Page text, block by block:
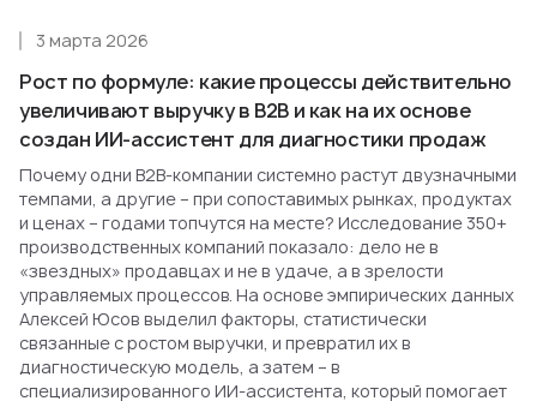
Рост по формуле: какие процессы действительно
увеличивают выручку в B2B и как на их основе
создан ИИ-ассистент для диагностики продаж
3 марта 2026
Почему одни B2B-компании системно растут двузначными
темпами, а другие – при сопоставимых рынках, продуктах
и ценах – годами топчутся на месте? Исследование 350+
производственных компаний показало: дело не в
«звездных» продавцах и не в удаче, а в зрелости
управляемых процессов. На основе эмпирических данных
Алексей Юсов выделил факторы, статистически
связанные с ростом выручки, и превратил их в
диагностическую модель, а затем – в
специализированного ИИ-ассистента, который помогает